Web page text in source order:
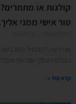
קולגות או
טור אישי ממני
אני רוצה להתחיל היום
בעולם העסקי שבו אני
קרא עוד »